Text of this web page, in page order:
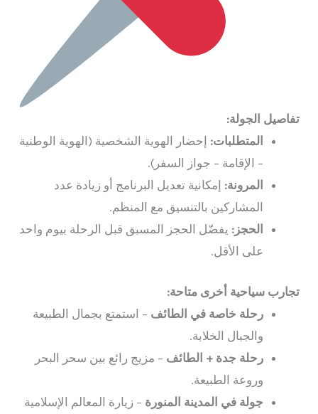
تفاصيل الجولة:
المتطلبات: إحضار الهوية الشخصية (الهوية الوطنية
– الإقامة – جواز السفر).
المرونة: إمكانية تعديل البرنامج أو زيادة عدد
المشاركين بالتنسيق مع المنظم.
الحجز: يفضّل الحجز المسبق قبل الرحلة بيوم واحد
على الأقل.
تجارب سياحية أخرى متاحة:
رحلة خاصة في الطائف – استمتع بجمال الطبيعة
والجبال الخلابة.
رحلة جدة + الطائف – مزيج رائع بين سحر البحر
وروعة الطبيعة.
جولة في المدينة المنورة – زيارة المعالم الإسلامية